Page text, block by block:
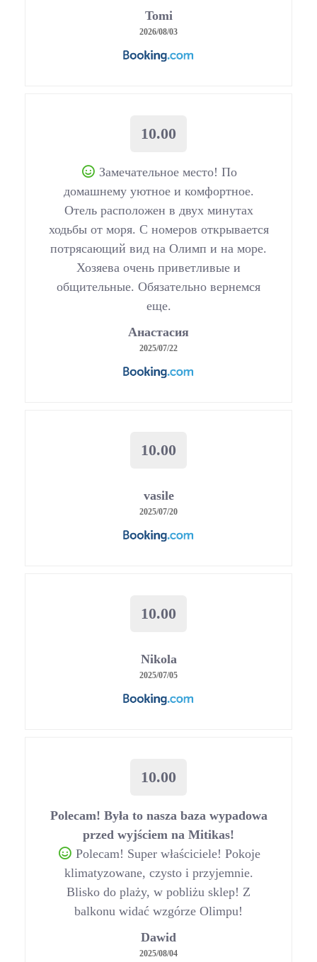
Tomi
2026/08/03
10.00
Замечательное место! По
домашнему уютное и комфортное.
Отель расположен в двух минутах
ходьбы от моря. С номеров открывается
потрясающий вид на Олимп и на море.
Хозяева очень приветливые и
общительные. Обязательно вернемся
еще.
Анастасия
2025/07/22
10.00
vasile
2025/07/20
10.00
Nikola
2025/07/05
10.00
Polecam! Była to nasza baza wypadowa
przed wyjściem na Mitikas!
Polecam! Super właściciele! Pokoje
klimatyzowane, czysto i przyjemnie.
Blisko do plaży, w pobliżu sklep! Z
balkonu widać wzgórze Olimpu!
Dawid
2025/08/04